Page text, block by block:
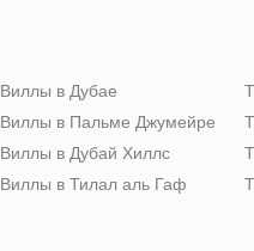
Виллы в Дубае
Виллы в Пальме Джумейре
Виллы в Дубай Хиллс
Виллы в Тилал аль Гаф